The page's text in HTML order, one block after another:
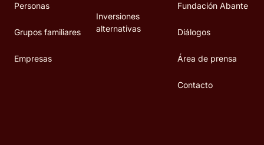
Personas
Grupos familiares
Empresas
Inversiones
alternativas
Fundación Abante
Diálogos
Área de prensa
Contacto